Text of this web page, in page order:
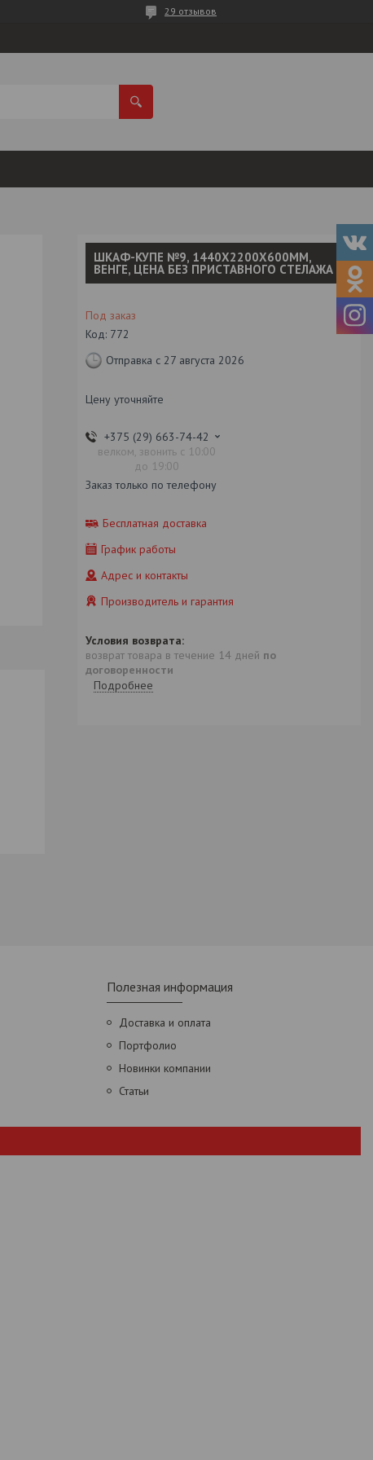
29 отзывов
ШКАФ-КУПЕ №9, 1440Х2200Х600ММ,
ВЕНГЕ, ЦЕНА БЕЗ ПРИСТАВНОГО СТЕЛАЖА
Под заказ
Код: 772
Отправка с 27 августа 2026
Цену уточняйте
+375 (29) 663-74-42
велком, звонить с 10:00
до 19:00
Заказ только по телефону
Бесплатная доставка
График работы
Адрес и контакты
Производитель и гарантия
возврат товара в течение 14 дней по
договоренности
Подробнее
Полезная информация
Доставка и оплата
Портфолио
Новинки компании
Статьи